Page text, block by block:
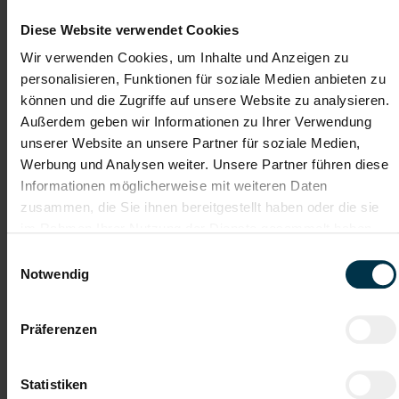
Diese Website verwendet Cookies
Wir verwenden Cookies, um Inhalte und Anzeigen zu
personalisieren, Funktionen für soziale Medien anbieten zu
können und die Zugriffe auf unsere Website zu analysieren.
Außerdem geben wir Informationen zu Ihrer Verwendung
unserer Website an unsere Partner für soziale Medien,
Werbung und Analysen weiter. Unsere Partner führen diese
Informationen möglicherweise mit weiteren Daten
zusammen, die Sie ihnen bereitgestellt haben oder die sie
Notwendig
Präferenzen
Statistiken
Hinter jedem Erfolg steckt ein Talent.
perfekten Job zu finden, aber genau das ist unser
Ziel: Einen Arbeitsplatz zu finden, der genau den
Karriereweg zu begleiten.